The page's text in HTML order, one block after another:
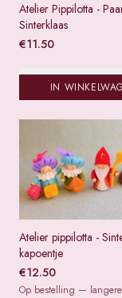
Atelier Pippilotta -
Sinterklaas
€11.50
IN
Atelier pippilotta -
kapoentje
€12.50
Op bestelling —